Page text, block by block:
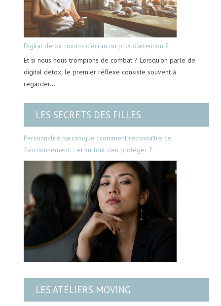
Digital detox : moins d’écran ou plus d’attention ?
Et si nous nous trompions de combat ? Lorsqu’on parle de
digital detox, le premier réflexe consiste souvent à
regarder…
LES SECRETS DES FILLES
Personnalité narcissique : comment reconnaître ce
fonctionnement… et surtout s’en protéger ?
LES ATELIERS MOVING